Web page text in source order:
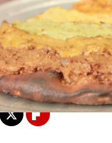
02 de agosto de 2023,
X Flipboard